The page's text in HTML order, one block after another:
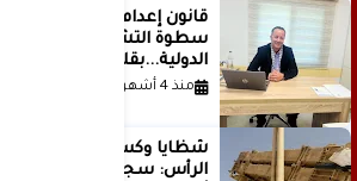
قانون إعدام الأسرى
سطوة التشريع وانهيار
الدولية...بقلم الدكتور وسيم
منذ 4 أشهر
شظايا وكسور في العظام
الرأس: سجلات جديدة